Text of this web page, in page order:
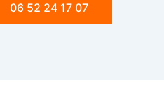
06 52 24 17 07